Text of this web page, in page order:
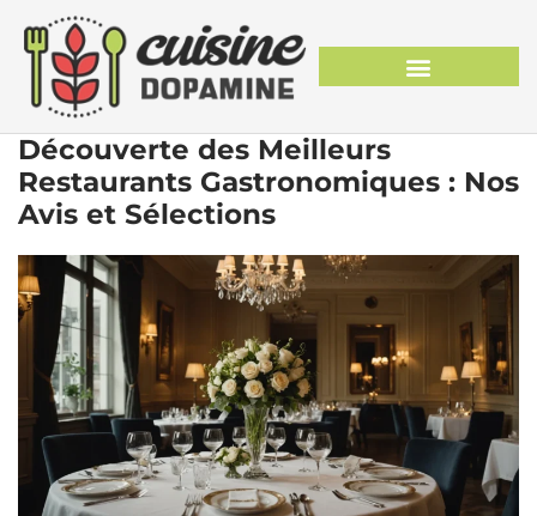
Découverte des Meilleurs
Restaurants Gastronomiques : Nos
Avis et Sélections